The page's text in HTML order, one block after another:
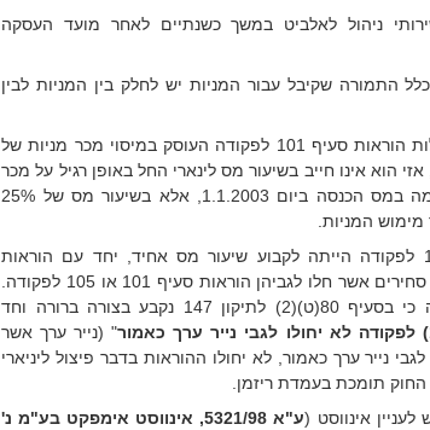
ניהול לאלביט במשך כשנתיים לאחר מועד העסקה
כלל התמורה שקיבל עבור המניות יש לחלק בין המניות לבין
עוד טען רייזמן, כי היות ובעניינו חלות הוראות סעיף 101 לפקודה העוסק במיסוי מכר מניות של
הוא אינו חייב בשיעור מס לינארי החל באופן רגיל על מכר
מניות שנרכשו לפני תחילת הרפורמה במס הכנסה ביום 1.1.2003, אלא בשיעור מס של 25%
המניות.
ביהמ"ש קבע, כי מטרת תיקון 147 לפקודה הייתה לקבוע שיעור מס אחיד, יחד עם הוראות
המעבר החדשות ביחס לניירות ערך סחירים אשר חלו לגביהן הוראות סעיף 101 או 105 לפקודה.
לפי הלשון בה נקט המחוקק, עולה כי בסעיף 80(ט)(2) לתיקון 147 נקבע בצורה ברורה וחד
" (נייר ערך אשר
לפני יום התחילה 1.1.2003). לגבי נייר ערך כאמור, לא יחולו ההוראות בדבר פיצול ליניארי
אינווסט (
ע"א 5321/98, אינווסט אימפקט בע"מ נ'